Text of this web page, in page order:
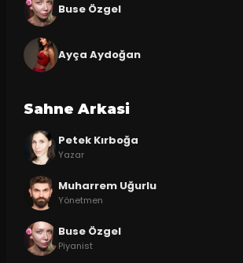
Buse Özgel
Ayça Aydoğan
Sahne Arkasi
Petek Kırboğa
Yazar
Muharrem Uğurlu
Yönetmen
Buse Özgel
Piyanist